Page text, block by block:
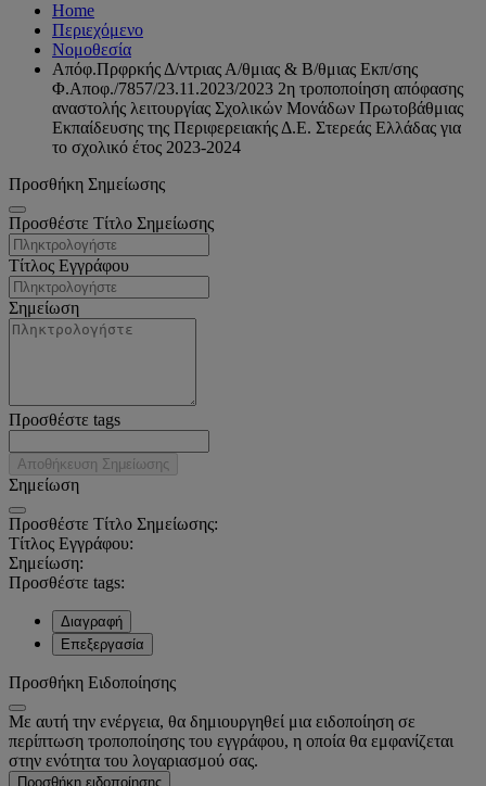
Home
Περιεχόμενο
Νομοθεσία
Απόφ.Πρφρκής Δ/ντριας Α/θμιας & Β/θμιας Εκπ/σης
Φ.Αποφ./7857/23.11.2023/2023 2η τροποποίηση απόφασης
αναστολής λειτουργίας Σχολικών Μονάδων Πρωτοβάθμιας
Εκπαίδευσης της Περιφερειακής Δ.Ε. Στερεάς Ελλάδας για
το σχολικό έτος 2023-2024
Προσθήκη Σημείωσης
Προσθέστε Τίτλο Σημείωσης
Τίτλος Εγγράφου
Σημείωση
Προσθέστε tags
Αποθήκευση Σημείωσης
Σημείωση
Προσθέστε Τίτλο Σημείωσης:
Τίτλος Εγγράφου:
Σημείωση:
Προσθέστε tags:
Διαγραφή
Επεξεργασία
Προσθήκη Ειδοποίησης
Με αυτή την ενέργεια, θα δημιουργηθεί μια ειδοποίηση σε
περίπτωση τροποποίησης του εγγράφου, η οποία θα εμφανίζεται
στην ενότητα του λογαριασμού σας.
Προσθήκη ειδοποίησης